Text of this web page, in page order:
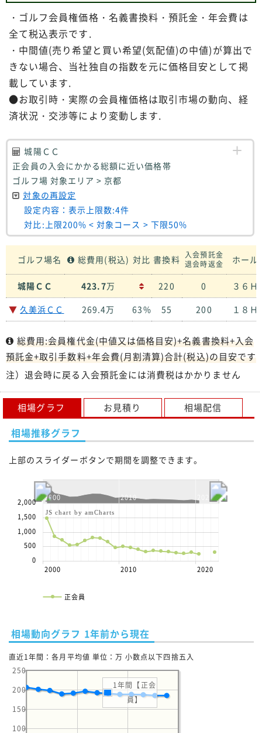
・ゴルフ会員権価格・名義書換料・預託金・年会費は
全て税込表示です.
・中間値(売り希望と買い希望(気配値)の中値)が算出で
きない場合、当社独自の指数を元に価格目安として掲
載しています.
●お取引時・実際の会員権価格は取引市場の動向、経
済状況・交渉等により変動します.
城陽ＣＣ
正会員の入会にかかる総額に近い価格帯
ゴルフ場 対象エリア > 京都
対象の再設定
設定内容：表示上限数:4件
対比:上限200% < 対象コース > 下限50%
ゴルフ場名 総費用(税込) 対比 書換料 入会預託金
退会時返金
ホール
城陽ＣＣ 423.7万 220 0
３６
▼ 久美浜ＣＣ 269.4万 63% 55 200 １８
総費用:会員権代金(中値又は価格目安)+名義書換料+入会
預託金+取引手数料+年会費(月割清算)合計(税込)の目安です
注）退会時に戻る入会預託金には消費税はかかりません
相場グラフ お見積り 相場配信
相場推移グラフ
上部のスライダーボタンで期間を調整できます。
2000 2010 2020
2000 2010 2020
0
500
1,000
1,500
2,000
JS chart by amCharts
正会員
相場動向グラフ 1年前から現在
直近1年間：各月平均値 単位：万 小数点以下四捨五入
100
150
200
250
1年間【正会
員】